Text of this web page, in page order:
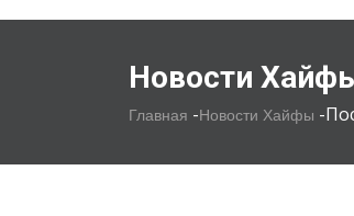
Новости
Главная -Новости Хайфы -